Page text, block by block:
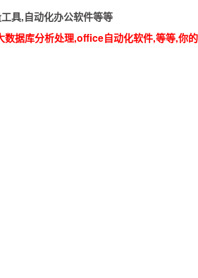
具,自动化办公软件等等
据库分析处理,office自动化软件,等等,你的